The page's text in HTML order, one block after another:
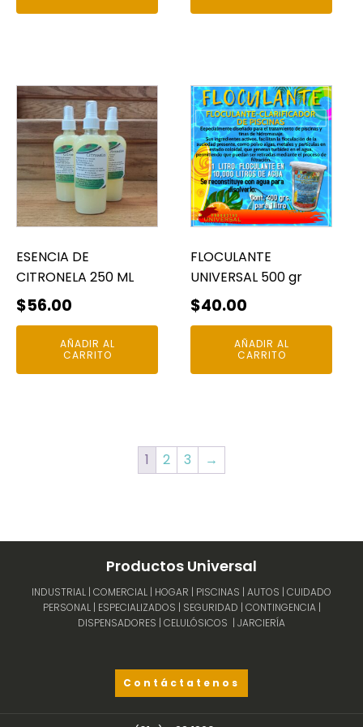
ESENCIA DE
CITRONELA 250 ML
$56.00
AÑADIR AL
CARRITO
FLOCULANTE
UNIVERSAL 500 gr
$40.00
AÑADIR AL
CARRITO
1 2 3 →
Productos Universal
INDUSTRIAL | COMERCIAL | HOGAR | PISCINAS | AUTOS | CUIDADO
PERSONAL | ESPECIALIZADOS | SEGURIDAD | CONTINGENCIA |
DISPENSADORES | CELULÓSICOS | JARCIERÍA
Contáctatenos